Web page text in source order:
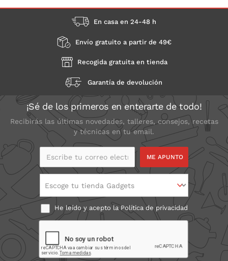
En casa en 24-48 h
Envío gratuito a partir de 49€
Recogida gratuita en tienda
Garantía de devolución
¡Sé de los primeros en enterarte de todo!
Recibirás las últimas novedades, talleres, consejos, recetas
y técnicas en tu email.
Escribe tu correo
Escoge tu tienda Gadgets
He leído y acepto laPolítica de privacidad